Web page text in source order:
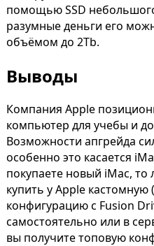
помощью SSD
разумные деньги его
объёмом до 2Tb.
Выводы
Компания Apple
компьютер для учебы и
Возможности апгрейда
особенно это касается
покупаете новый iMac, то
купить у Apple кастомную
конфигурацию с Fusion
самостоятельно или в
вы получите топовую